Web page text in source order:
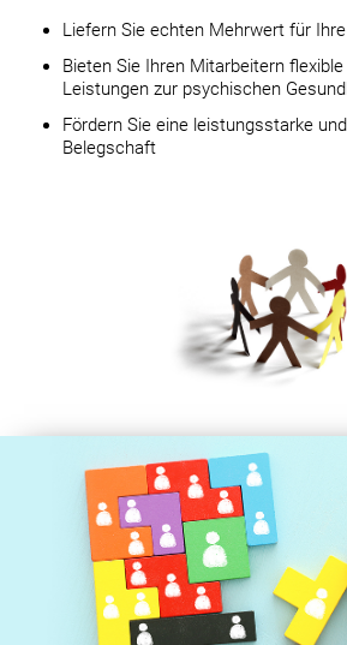
Liefern Sie echten Mehrwert für
Bieten Sie Ihren Mitarbeitern
Leistungen zur psychischen
Fördern Sie eine leistungsstarke
Belegschaft